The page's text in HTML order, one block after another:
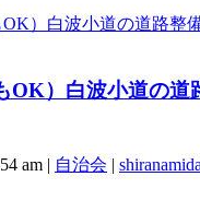
OK）白波小道の道
am | 自治会 |